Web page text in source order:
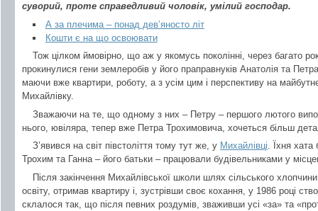
суворий, проте справедливий чоловік, умілий господар.
А за плечима – понад дев’яносто літ
Кошти є на що освоювати
Тож цілком ймовірно, що аж у якомусь поколінні, через багато
прокинулися гени землеробів у його праправнуків Анатолія та
маючи вже квартири, роботу, а з усім цим і перспективу на
Михайлівку.
Зважаючи на те, що одному з них – Петру – першого лютого
нього, ювіляра, тепер вже Петра Трохимовича, хочеться більш
З’явився на світ півстоліття тому тут же, у Михайлівці. Їхня
Трохим та Ганна – його батьки – працювали будівельниками у
Після закінчення Михайлівської школи шлях сільського
освіту, отримав квартиру і, зустрівши своє кохання, у 1986 році
склалося так, що після певних роздумів, зваживши усі «за» та